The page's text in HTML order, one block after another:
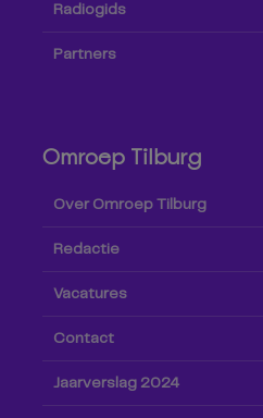
Radiogids
Partners
Omroep Tilburg
Over Omroep Tilburg
Redactie
Vacatures
Contact
Jaarverslag 2024